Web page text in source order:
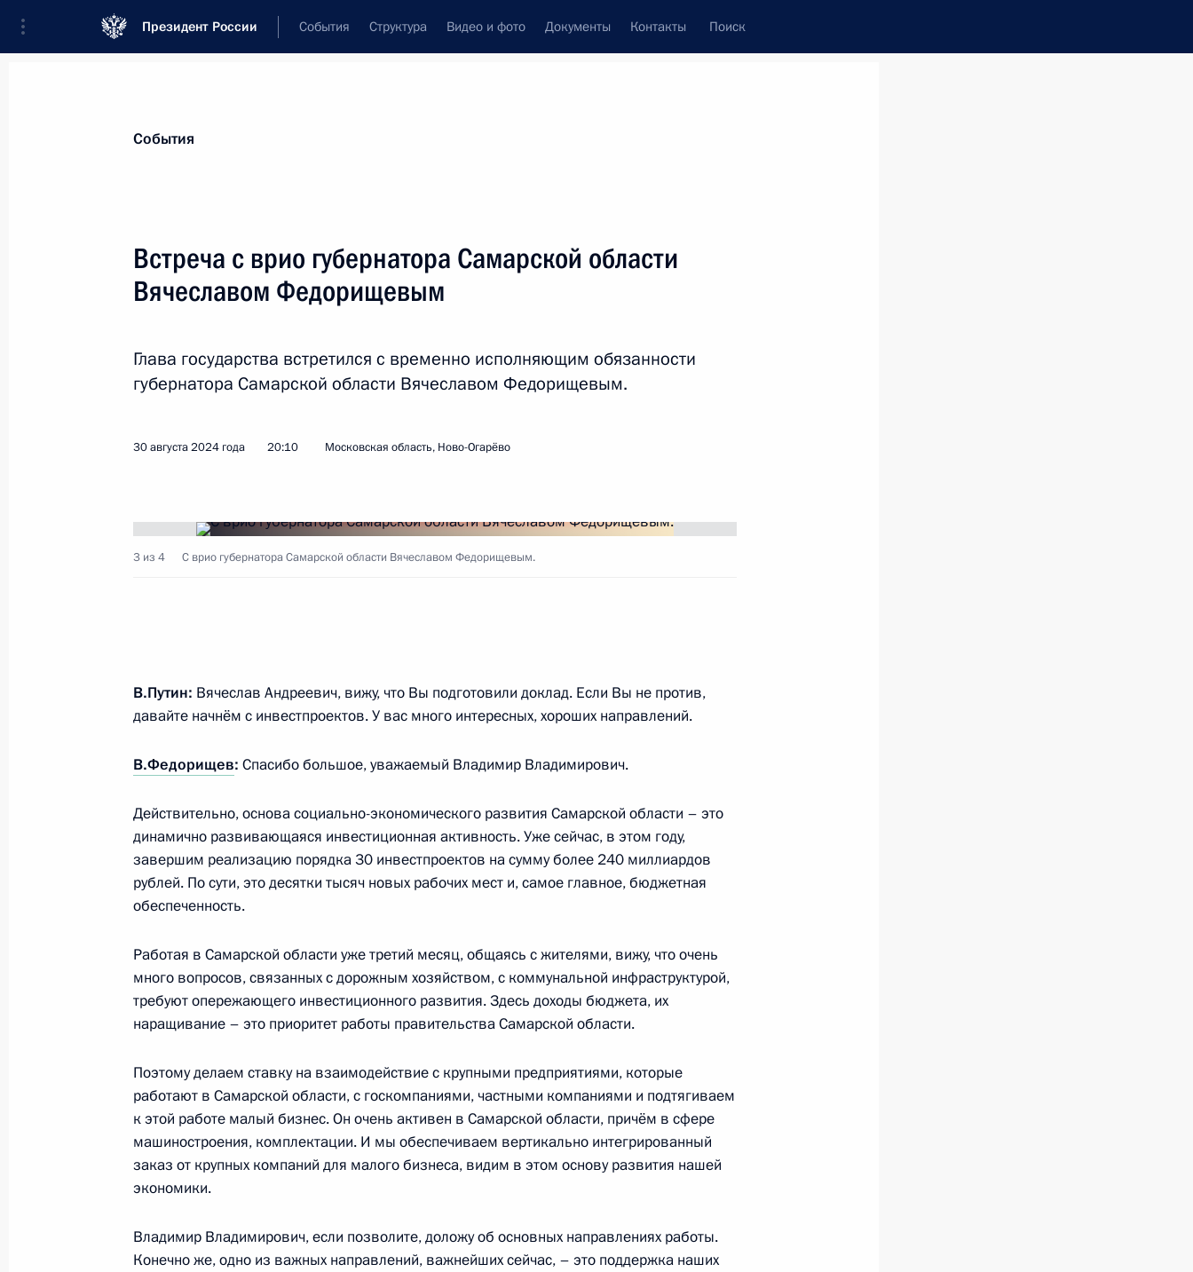
Президент России События Структура Видео и фото Документы Контакты Поиск
«Промышленность» и Координационных советов
Заседание рабочей группы по подготовке заседания Совета
по развитию физической культуры и спорта
3 июня 2025 года, 13:30
Рабочая встреча с губернатором Самарской области Вячеславом
Федорищевым
28 января 2025 года, 23:15
Заседание комиссии Госсовета по направлению
«Промышленность»
9 октября 2024 года, 16:00
Встреча с врио губернатора Самарской области Вячеславом
Федорищевым
30 августа 2024 года, 20:10
Совещание с членами Правительства
События
Встреча с врио губернатора Самарской области
Вячеславом Федорищевым
Глава государства встретился с временно исполняющим обязанности
губернатора Самарской области Вячеславом Федорищевым.
30 августа 2024 года 20:10 Московская область, Ново-Огарёво
3 из 4 С врио губернатора Самарской области Вячеславом Федорищевым.
В.Путин: Вячеслав Андреевич, вижу, что Вы подготовили доклад. Если Вы не против,
давайте начнём с инвестпроектов. У вас много интересных, хороших направлений.
В.Федорищев: Спасибо большое, уважаемый Владимир Владимирович.
Действительно, основа социально-экономического развития Самарской области – это
динамично развивающаяся инвестиционная активность. Уже сейчас, в этом году,
завершим реализацию порядка 30 инвестпроектов на сумму более 240 миллиардов
рублей. По сути, это десятки тысяч новых рабочих мест и, самое главное, бюджетная
обеспеченность.
Работая в Самарской области уже третий месяц, общаясь с жителями, вижу, что очень
много вопросов, связанных с дорожным хозяйством, с коммунальной инфраструктурой,
требуют опережающего инвестиционного развития. Здесь доходы бюджета, их
наращивание – это приоритет работы правительства Самарской области.
Поэтому делаем ставку на взаимодействие с крупными предприятиями, которые
работают в Самарской области, с госкомпаниями, частными компаниями и подтягиваем
к этой работе малый бизнес. Он очень активен в Самарской области, причём в сфере
машиностроения, комплектации. И мы обеспечиваем вертикально интегрированный
заказ от крупных компаний для малого бизнеса, видим в этом основу развития нашей
экономики.
Владимир Владимирович, если позволите, доложу об основных направлениях работы.
Конечно же, одно из важных направлений, важнейших сейчас, – это поддержка наших